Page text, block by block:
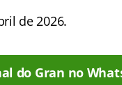
de 2026.
do Gran no